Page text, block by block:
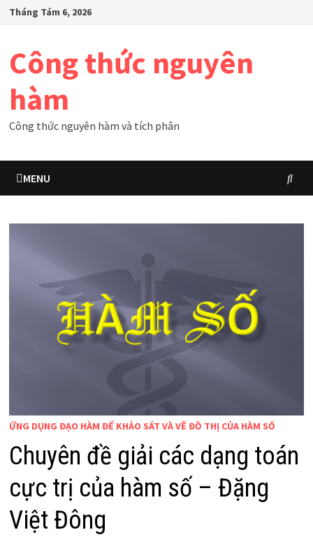
SkipTháng Tám 6, 2026
Công thức nguyên
hàm
Công thức nguyên hàm và tích phân
MENU
ỨNG DỤNG ĐẠO HÀM ĐỂ KHẢO SÁT VÀ VẼ ĐỒ THỊ CỦA HÀM SỐ
Chuyên đề giải các dạng toán
cực trị của hàm số – Đặng
Việt Đông